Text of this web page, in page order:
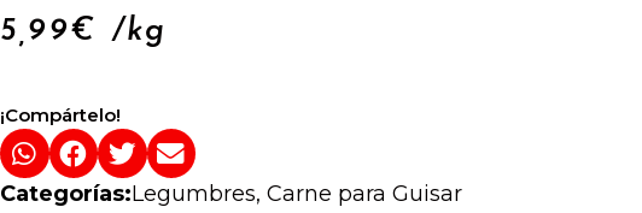
5,99€ /kg
¡Compártelo!
Categorías:Legumbres, Carne para Guisar